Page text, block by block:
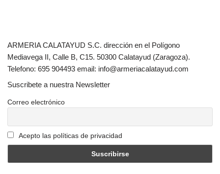
ARMERIA CALATAYUD S.C. dirección en el Polígono
Mediavega II, Calle B, C15. 50300 Calatayud (Zaragoza).
Telefono: 695 904493 email: info@armeriacalatayud.com
Suscribete a nuestra Newsletter
Correo electrónico
Acepto las políticas de privacidad